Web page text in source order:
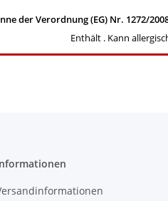
der Verordnung (EG) Nr. 1272/
Enthält . Kann